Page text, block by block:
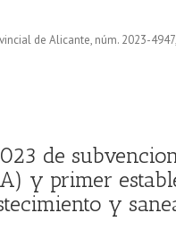
de Alicante, núm. 2023-
de
y primer
y